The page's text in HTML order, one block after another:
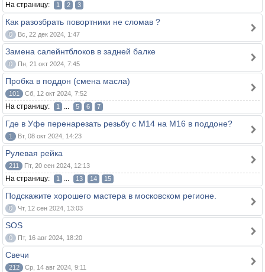
На страницу: 1 2 3
Как разозбрать повортники не сломав ?
0 Вс, 22 дек 2024, 1:47
Замена салейнтблоков в задней балке
0 Пн, 21 окт 2024, 7:45
Пробка в поддон (смена масла)
101 Сб, 12 окт 2024, 7:52
На страницу: 1 ... 5 6 7
Где в Уфе перенарезать резьбу с М14 на М16 в поддоне?
1 Вт, 08 окт 2024, 14:23
Рулевая рейка
211 Пт, 20 сен 2024, 12:13
На страницу: 1 ... 13 14 15
Подскажите хорошего мастера в московском регионе.
0 Чт, 12 сен 2024, 13:03
SOS
0 Пт, 16 авг 2024, 18:20
Свечи
212 Ср, 14 авг 2024, 9:11